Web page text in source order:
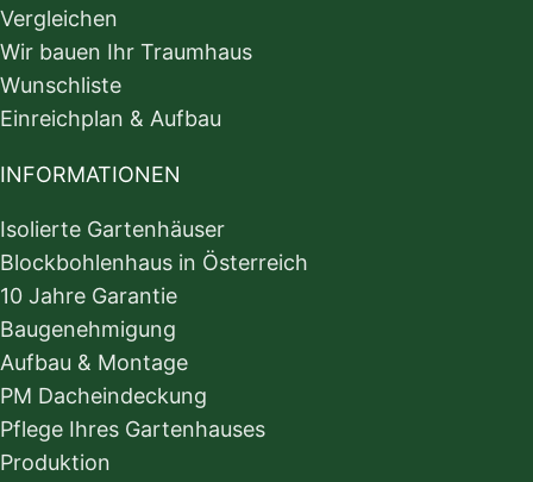
Vergleichen
Wir bauen Ihr Traumhaus
Wunschliste
Einreichplan & Aufbau
INFORMATIONEN
Isolierte Gartenhäuser
Blockbohlenhaus in Österreich
10 Jahre Garantie
Baugenehmigung
Aufbau & Montage
PM Dacheindeckung
Pflege Ihres Gartenhauses
Produktion